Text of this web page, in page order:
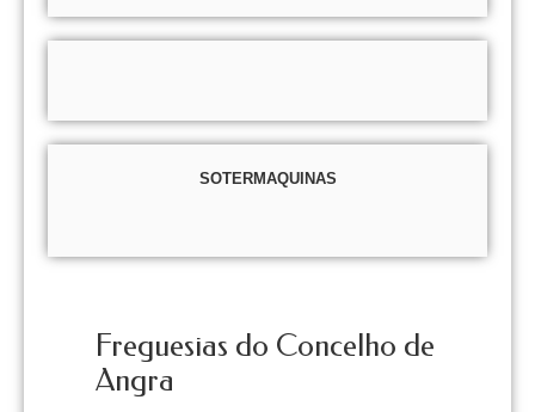
SOTERMAQUINAS
Freguesias do Concelho de
Angra